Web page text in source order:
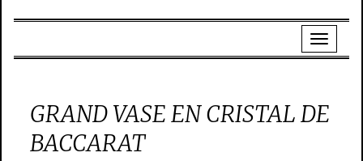
GRAND VASE EN CRISTAL DE
BACCARAT